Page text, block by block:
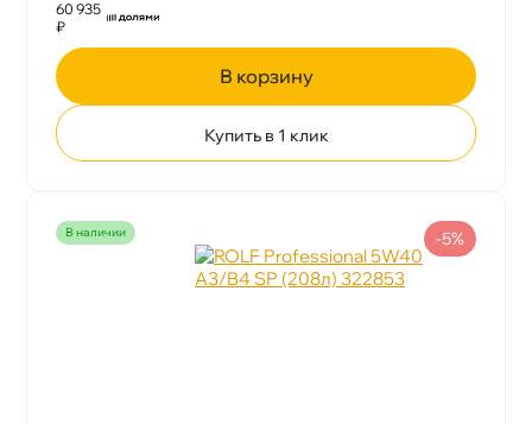
60 935
₽
корзину
Купить в 1 клик
наличии -5%